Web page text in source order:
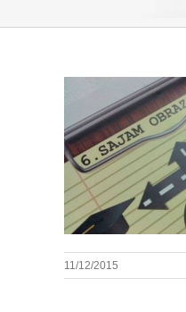
11/12/2015